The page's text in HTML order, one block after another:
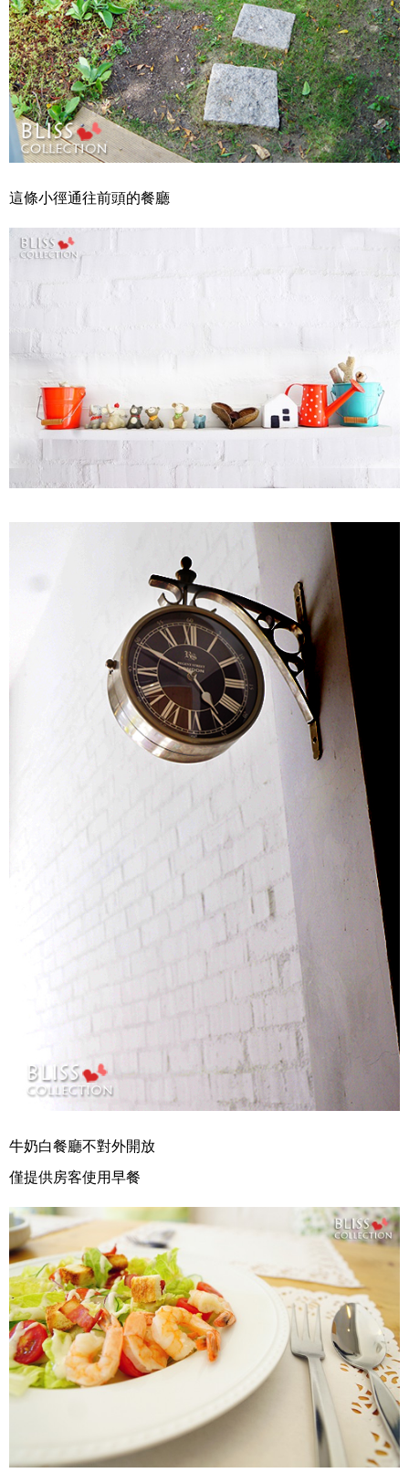
這條小徑通往前頭的餐廳
牛奶白餐廳不對外開放
僅提供房客使用早餐